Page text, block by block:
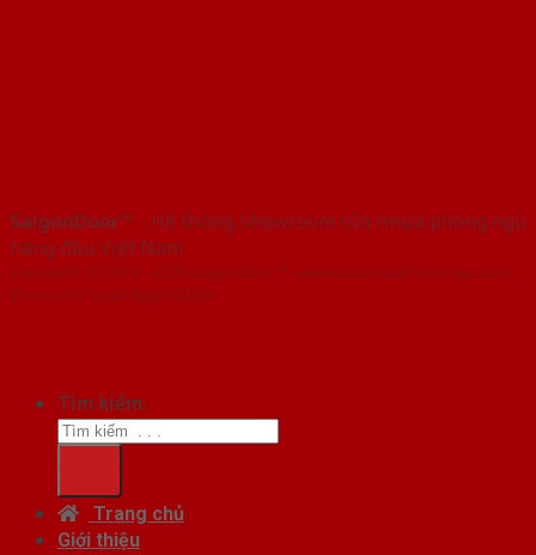
SaigonDoor™ - Hệ thống Showroom cửa nhựa phòng ngủ
hàng đầu Việt Nam
Copyright ⓒ 2016 – 2026 SaigonDoor™ - www.cuanhuaphongngu.com |
Đơn vị chủ quản SaigonDoor
Tìm kiếm:
Trang chủ
Giới thiệu